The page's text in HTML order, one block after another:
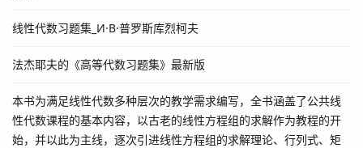
线性代数习题集_И·B·普罗斯库烈柯夫
法杰耶夫的《高等代数习题集》最新版
本书为满足线性代数多种层次的教学需求编写，全书涵盖了公共线
性代数课程的基本内容，以古老的线性方程组的求解作为教程的开
始，并以此为主线，逐次引进线性方程组的求解理论、行列式、矩